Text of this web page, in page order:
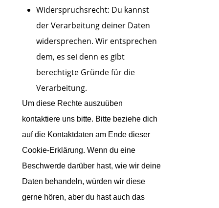
Widerspruchsrecht: Du kannst
der Verarbeitung deiner Daten
widersprechen. Wir entsprechen
dem, es sei denn es gibt
berechtigte Gründe für die
Verarbeitung.
Um diese Rechte auszuüben
kontaktiere uns bitte. Bitte beziehe dich
auf die Kontaktdaten am Ende dieser
Cookie-Erklärung. Wenn du eine
Beschwerde darüber hast, wie wir deine
Daten behandeln, würden wir diese
gerne hören, aber du hast auch das